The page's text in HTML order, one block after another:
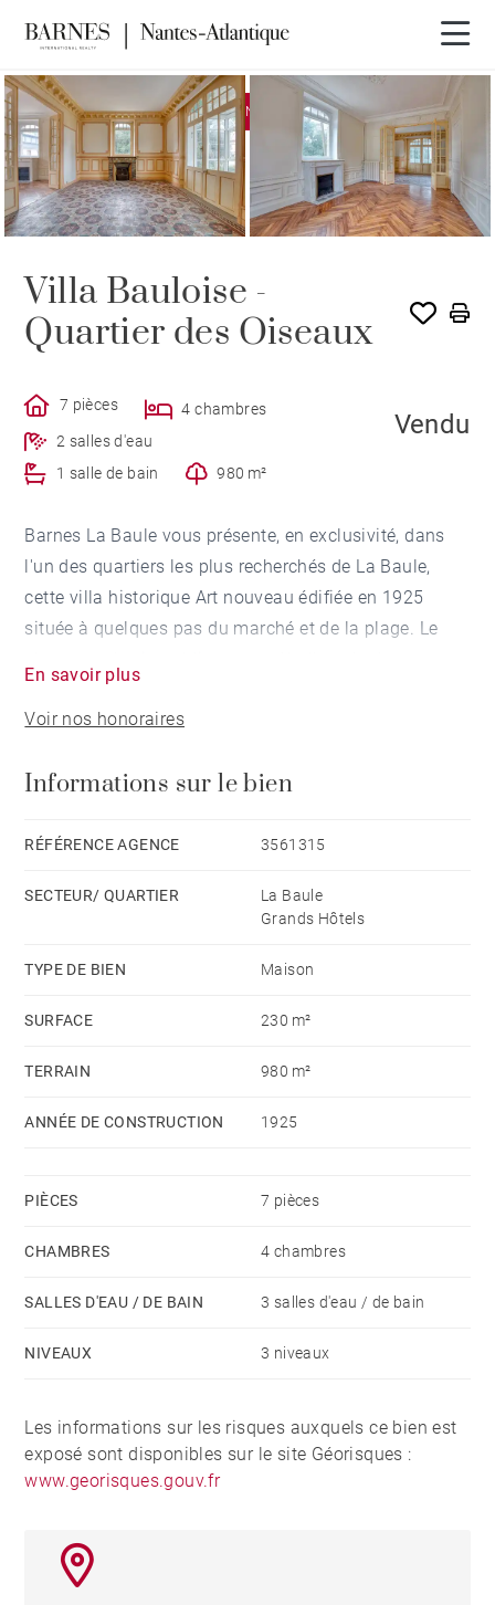
EXCLUSIVITÉ VENDU PAR BARNES
Villa Bauloise -
Quartier des Oiseaux
7 pièces
4 chambres
2 salles d'eau
1 salle de bain
980 m²
Vendu
Barnes La Baule vous présente, en exclusivité, dans
l'un des quartiers les plus recherchés de La Baule,
cette villa historique Art nouveau édifiée en 1925
située à quelques pas du marché et de la plage. Le
jardin de prés de 1000 m². La villa comprend
actuellement une belle entrée, une double réception
salon. Ces trois pièces sont dotées de belles
et parquets d'origine rappellent le charme des années
L'étage accessible par un escalier, se distribue quatre
balcon ouvert sur le jardin. Une salle de bain ainsi
De grandes combles ainsi que le rez-de-jardin sont
aménageables. Un garage fermé puis un studio
prévoir pour que cette villa retrouve toute sa
du vendeur - Les informations sur les risques
auxquels ce bien est exposé sont disponibles sur le
En savoir plus
Voir nos honoraires
Informations sur le bien
RÉFÉRENCE AGENCE 3561315
SECTEUR/ QUARTIER
La Baule
Grands Hôtels
TYPE DE BIEN Maison
SURFACE 230 m²
TERRAIN 980 m²
ANNÉE DE CONSTRUCTION 1925
PIÈCES 7 pièces
CHAMBRES 4 chambres
SALLES D'EAU / DE BAIN 3 salles d'eau / de bain
NIVEAUX 3 niveaux
Les informations sur les risques auxquels ce bien est
exposé sont disponibles sur le site Géorisques :
www.georisques.gouv.fr